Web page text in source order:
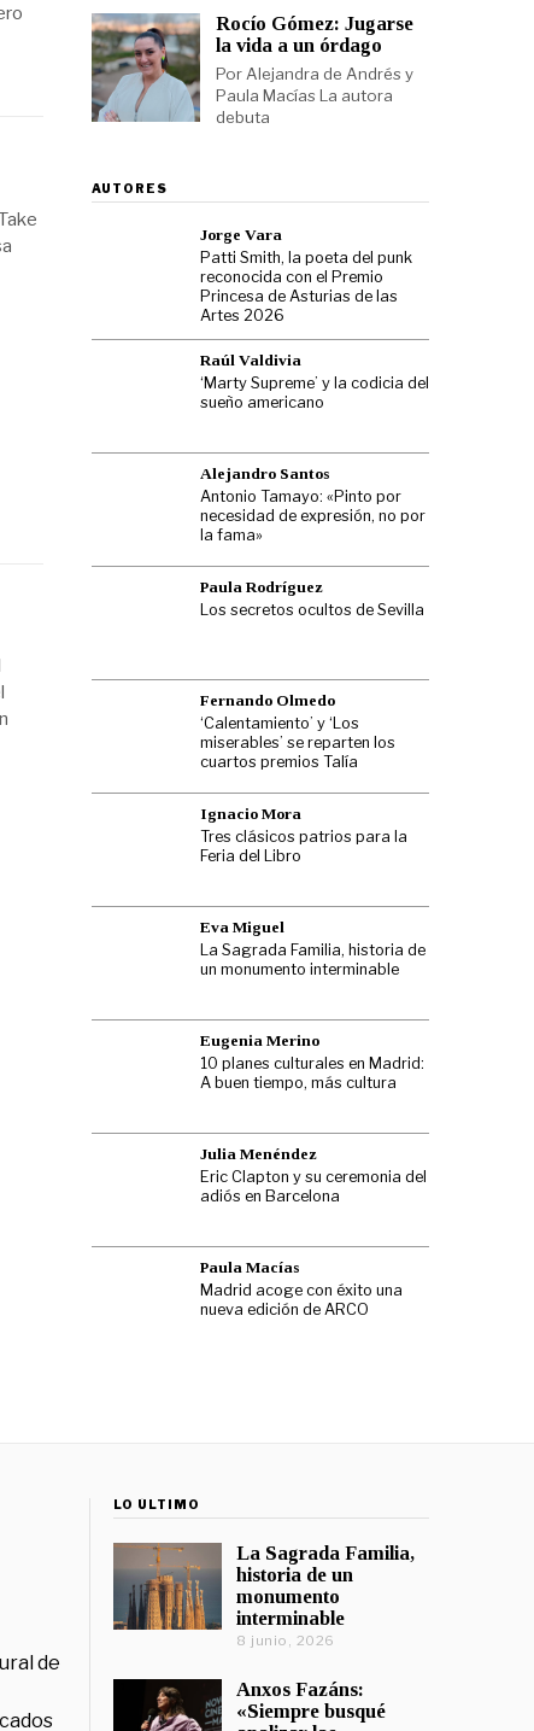
Rocío Gómez: Jugarse
la vida a un órdago
Por Alejandra de Andrés y
Paula Macías La autora
debuta
AUTORES
Jorge Vara
Patti Smith, la poeta del punk
reconocida con el Premio
Princesa de Asturias de las
Artes 2026
Raúl Valdivia
‘Marty Supreme’ y la codicia del
sueño americano
Alejandro Santos
Antonio Tamayo: «Pinto por
necesidad de expresión, no por
la fama»
Paula Rodríguez
Los secretos ocultos de Sevilla
Fernando Olmedo
‘Calentamiento’ y ‘Los
miserables’ se reparten los
cuartos premios Talía
Ignacio Mora
Tres clásicos patrios para la
Feria del Libro
Eva Miguel
La Sagrada Familia, historia de
un monumento interminable
Eugenia Merino
10 planes culturales en Madrid:
A buen tiempo, más cultura
Julia Menéndez
Eric Clapton y su ceremonia del
adiós en Barcelona
Paula Macías
Madrid acoge con éxito una
nueva edición de ARCO
de
LO ÚLTIMO
La Sagrada Familia,
historia de un
monumento
interminable
8 junio, 2026
Anxos Fazáns:
«Siempre busqué